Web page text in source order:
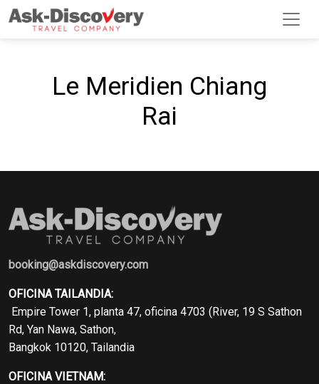
Le Meridien Chiang
Rai
booking@askdiscovery.com
OFICINA TAILANDIA:
Empire Tower 1, planta 47, oficina 4703 (River, 19 S Sathon
Rd, Yan Nawa, Sathon,
Bangkok 10120, Tailandia
OFICINA VIETNAM: